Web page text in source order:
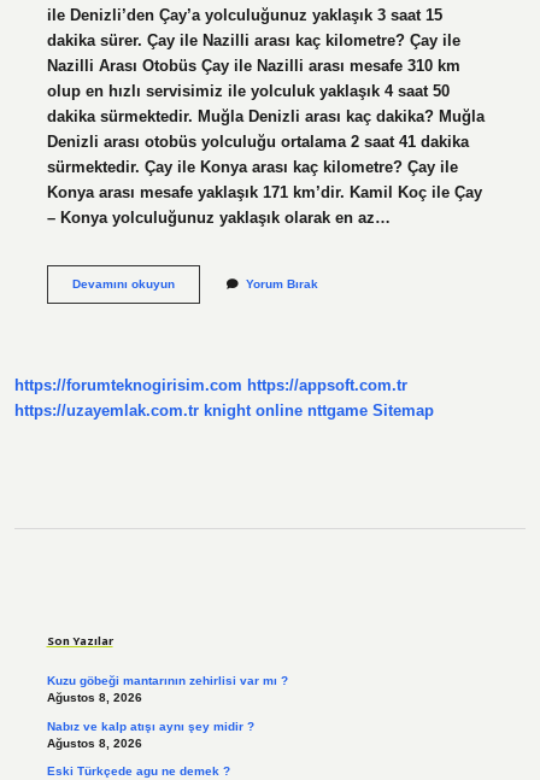
ile Denizli’den Çay’a yolculuğunuz yaklaşık 3 saat 15
dakika sürer. Çay ile Nazilli arası kaç kilometre? Çay ile
Nazilli Arası Otobüs Çay ile Nazilli arası mesafe 310 km
olup en hızlı servisimiz ile yolculuk yaklaşık 4 saat 50
dakika sürmektedir. Muğla Denizli arası kaç dakika? Muğla
Denizli arası otobüs yolculuğu ortalama 2 saat 41 dakika
sürmektedir. Çay ile Konya arası kaç kilometre? Çay ile
Konya arası mesafe yaklaşık 171 km’dir. Kamil Koç ile Çay
– Konya yolculuğunuz yaklaşık olarak en az…
Devamını okuyunÇay
Yorum Bırak
https://forumteknogirisim.com https://appsoft.com.tr
https://uzayemlak.com.tr knight online nttgame Sitemap
Son Yazılar
Kuzu göbeği mantarının zehirlisi var mı ?
Ağustos 8, 2026
Nabız ve kalp atışı aynı şey midir ?
Ağustos 8, 2026
Eski Türkçede agu ne demek ?